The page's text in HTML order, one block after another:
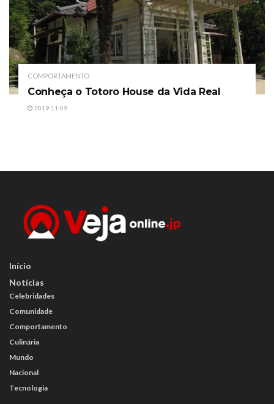
COMPORTAMENTO
Conheça o Totoro House da Vida Real
2019-11-09
Início
Notícias
Celebridades
Comunidade
Comportamento
Culinária
Mundo
Nacional
Tecnologia